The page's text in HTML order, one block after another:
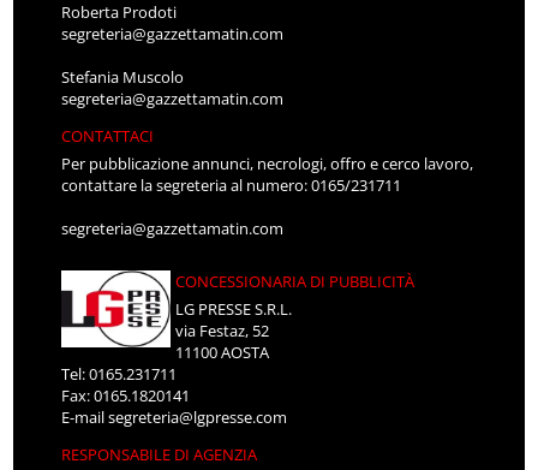
Roberta Prodoti
segreteria@gazzettamatin.com
Stefania Muscolo
segreteria@gazzettamatin.com
CONTATTACI
Per pubblicazione annunci, necrologi, offro e cerco lavoro,
contattare la segreteria al numero: 0165/231711
segreteria@gazzettamatin.com
CONCESSIONARIA DI PUBBLICITÀ
LG PRESSE S.R.L.
via Festaz, 52
11100 AOSTA
Tel: 0165.231711
Fax: 0165.1820141
E-mailsegreteria@lgpresse.com
RESPONSABILE DI AGENZIA